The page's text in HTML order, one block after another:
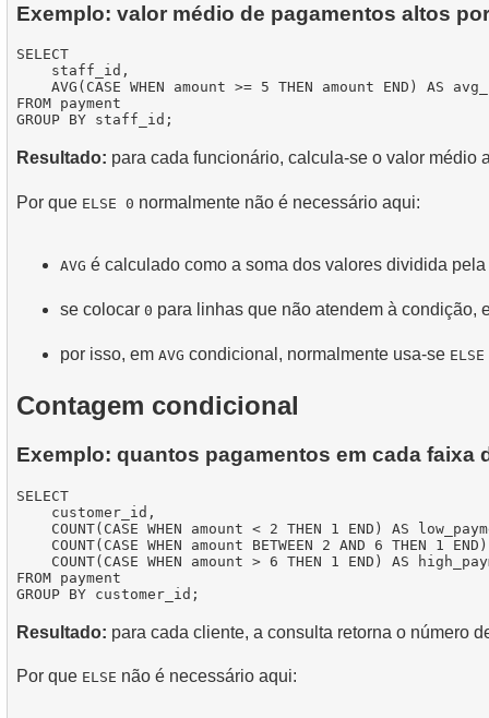
Exemplo: valor médio de pagamentos altos
SELECT
    staff_id,
AVG(CASE WHEN amount >= 5 THEN amount END) AS
FROM payment
Resultado: para cada funcionário, calcula-se o valor médio
Por que ELSE 0 normalmente não é necessário aqui:
AVG é calculado como a soma dos valores dividida
se colocar 0 para linhas que não atendem à condição,
por isso, em AVG condicional, normalmente usa-se
Contagem condicional
Exemplo: quantos pagamentos em cada faixa
SELECT
    customer_id,
COUNT(CASE WHEN amount < 2 THEN 1 END) AS
COUNT(CASE WHEN amount BETWEEN 2 AND 6 THEN 1
COUNT(CASE WHEN amount > 6 THEN 1 END) AS
FROM payment
Resultado: para cada cliente, a consulta retorna o número
Por que ELSE não é necessário aqui: